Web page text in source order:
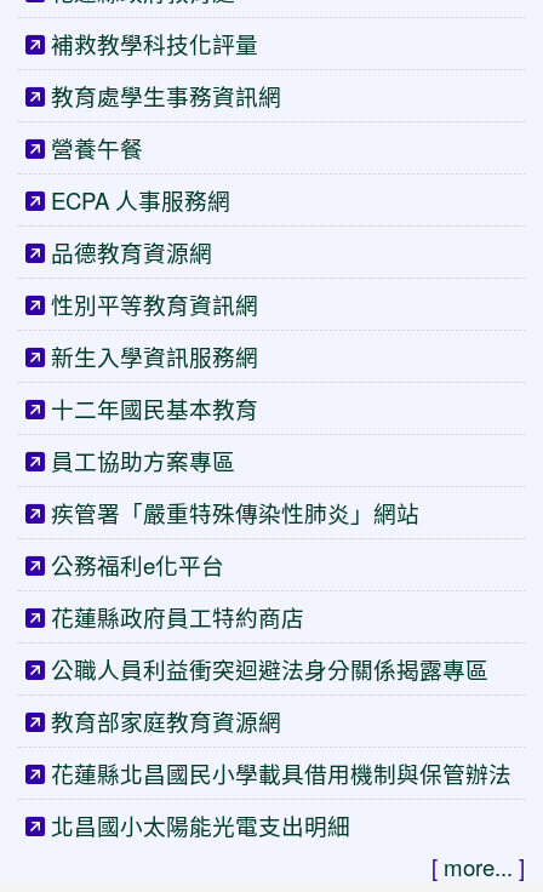
補救教學科技化評量
教育處學生事務資訊網
營養午餐
ECPA 人事服務網
品德教育資源網
性別平等教育資訊網
新生入學資訊服務網
十二年國民基本教育
員工協助方案專區
疾管署「嚴重特殊傳染性肺炎」網站
公務福利e化平台
花蓮縣政府員工特約商店
公職人員利益衝突迴避法身分關係揭露專區
教育部家庭教育資源網
花蓮縣北昌國民小學載具借用機制與保管辦法
北昌國小太陽能光電支出明細
[ more... ]